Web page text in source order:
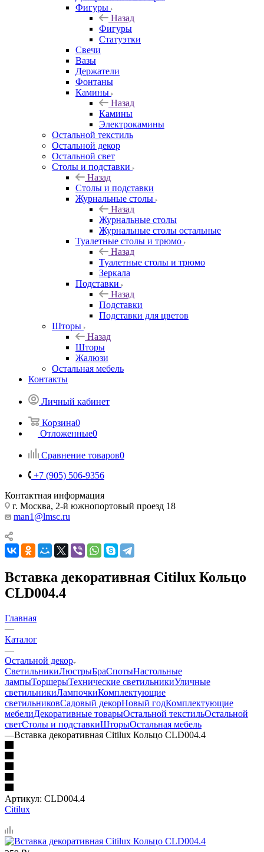
Фигуры
Назад
Фигуры
Статуэтки
Свечи
Вазы
Держатели
Фонтаны
Камины
Назад
Камины
Электрокамины
Остальной текстиль
Остальной декор
Остальной свет
Столы и подставки
Назад
Столы и подставки
Журнальные столы
Назад
Журнальные столы
Журнальные столы остальные
Туалетные столы и трюмо
Назад
Туалетные столы и трюмо
Зеркала
Подставки
Назад
Подставки
Подставки для цветов
Шторы
Назад
Шторы
Жалюзи
Остальная мебель
Контакты
Личный кабинет
Корзина0
Отложенные0
Сравнение товаров0
+7 (905) 506-9356
Контактная информация
г. Москва, 2-й южнопортовый проезд 18
man1@lmsc.ru
Вставка декоративная Citilux Кольцо
CLD004.4
Главная
—
Каталог
—
Остальной декор
СветильникиЛюстрыБраСпотыНастольные
лампыТоршерыТехнические светильникиУличные
светильникиЛампочкиКомплектующие
светильниковСадовый декорНовый годКомплектующие
мебелиДекоративные товарыОстальной текстильОстальной
светСтолы и подставкиШторыОстальная мебель
—Вставка декоративная Citilux Кольцо CLD004.4
Артикул: CLD004.4
Citilux